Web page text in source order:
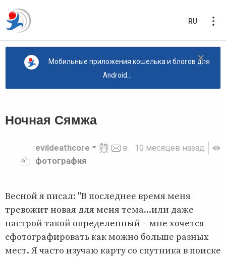
RU
×
Мобильные приложения кошелька и блогов для
Android...
Ночная Сямжа
10 месяцев назад
91
evildeathcore
в
фотография
Весной я писал: "В последнее время меня
тревожит новая для меня тема...или даже
настрой такой определенный – мне хочется
сфотографировать как можно больше разных
мест. Я часто изучаю карту со спутника в поиске